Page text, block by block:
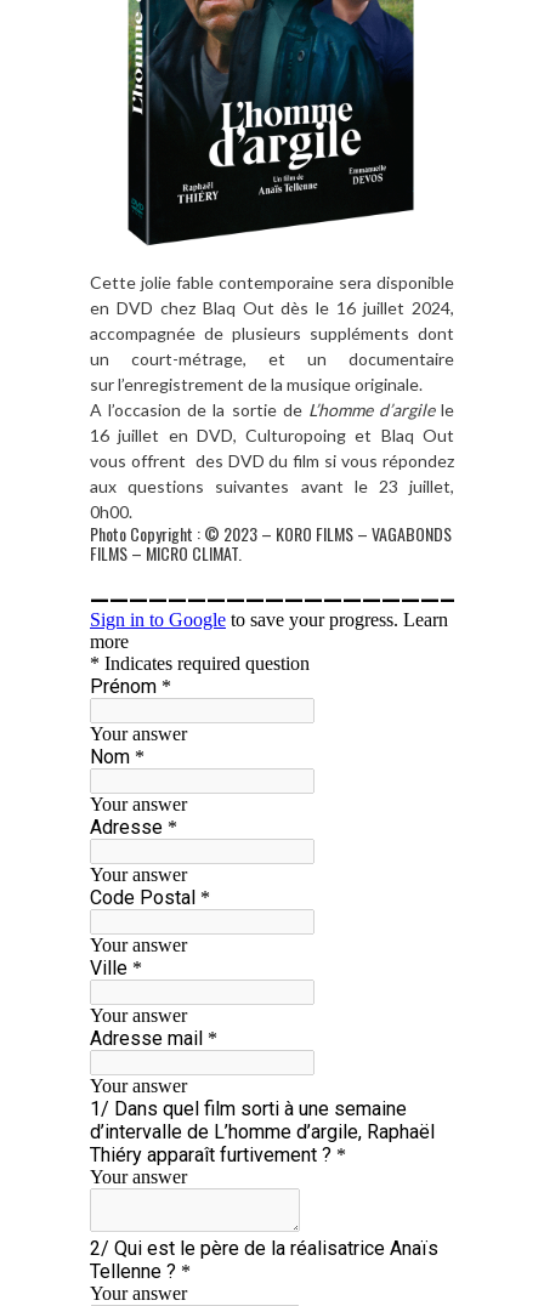
Cette jolie fable contemporaine sera disponible
en DVD chez Blaq Outdès le 16 juillet 2024,
accompagnée de plusieurs suppléments dont
un court-métrage, et un documentaire
surl’enregistrement de la musique originale.
Al’occasion de la sortie de L’homme d’argilele
16 juillet en DVD, Culturopoing et Blaq Out
vous offrent des DVD du film si vous répondez
aux questions suivantes avant le 23 juillet,
0h00.
Photo Copyright : © 2023 – KORO FILMS – VAGABONDS
FILMS – MICRO CLIMAT.